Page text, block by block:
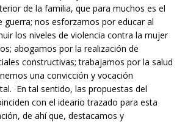
de la familia, que para muchos es el
guerra; nos esforzamos por educar al
los niveles de violencia contra la mujer
abogamos por la realización de
constructivas; trabajamos por la salud
una convicción y vocación
En tal sentido, las propuestas del
con el ideario trazado para esta
de ahí que, destacamos y